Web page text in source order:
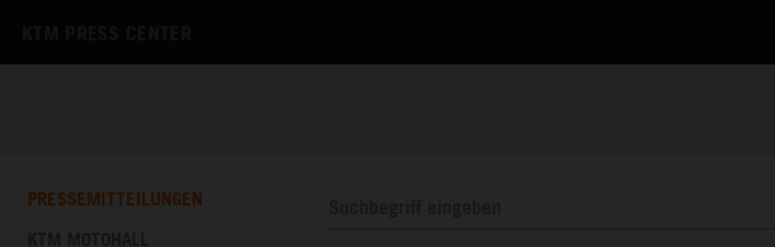
PRESSEMITTEILUNGEN